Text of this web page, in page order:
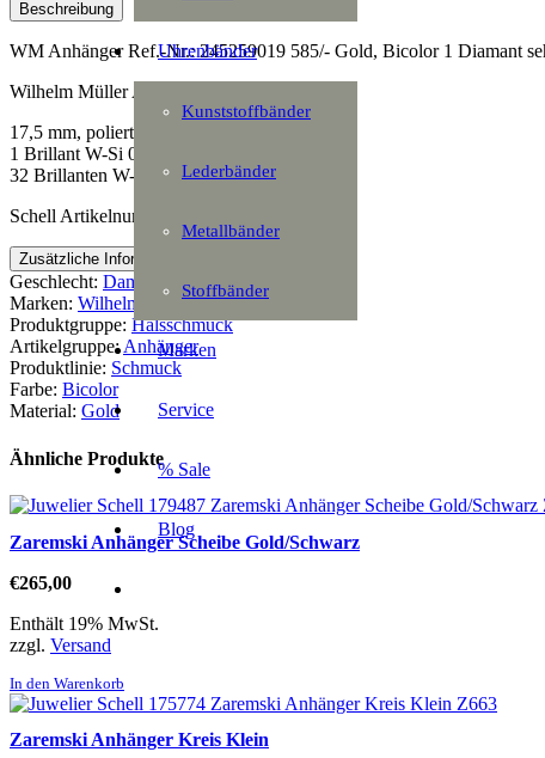
Uhrenbänder
Kunststoffbänder
Lederbänder
Metallbänder
Stoffbänder
Marken
Service
% Sale
Blog
Beschreibung
WM Anhänger Ref.-Nr.: 245259019 585/- Gold, Bicolor 1 Diamant
Wilhelm Müller Anhänger
17,5 mm, poliert,
1 Brillant W-Si 0,15 ct.,
32 Brillanten W-SI zus. 0,16 ct
Schell Artikelnummer: 167647
Zusätzliche Information
Geschlecht: Damen
Marken: Wilhelm Müller
Produktgruppe: Halsschmuck
Artikelgruppe:Anhänger
Produktlinie: Schmuck
Farbe: Bicolor
Material: Gold
Ähnliche Produkte
Zaremski Anhänger Scheibe Gold/Schwarz
€265,00
Enthält 19% MwSt.
zzgl. Versand
In den Warenkorb
Zaremski Anhänger Kreis Klein